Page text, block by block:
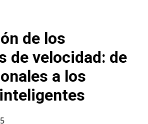
de los
de velocidad: de
a los